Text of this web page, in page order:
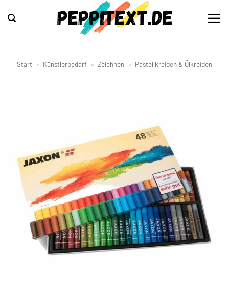
Inhalt
springen
Start » Künstlerbedarf » Zeichnen » Pastellkreiden & Ölkreiden